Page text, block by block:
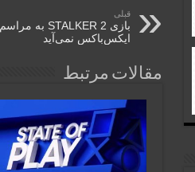
قبلی
بازی STALKER 2 به مراسم
ایکس‌باکس نمی‌آید
مقالات مرتبط